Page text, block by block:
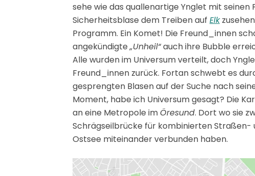
sehe wie das quallenartige Ynglet mit
Sicherheitsblase dem Treiben auf Elk
Programm. Ein Komet! Die Freund_innen
angekündigte„Unheil“auch ihre Bubble
Alle wurden im Universum verteilt, doch
Freund_innen zurück. Fortan schwebt es
gesprengten Blasen auf der Suche nach
Moment, habe ich Universum gesagt? Die
an eine Metropole imÖresund. Dort wo sie
Schrägseilbrücke für kombinierten Straßen-
Ostsee miteinander verbunden haben.